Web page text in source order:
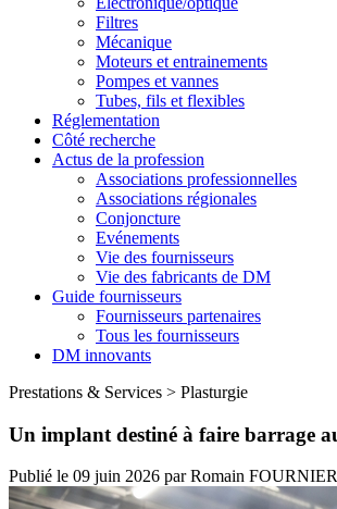
Filtres
Mécanique
Moteurs et entrainements
Pompes et vannes
Tubes, fils et flexibles
Réglementation
Côté recherche
Actus de la profession
Associations professionnelles
Associations régionales
Conjoncture
Evénements
Vie des fournisseurs
Vie des fabricants de DM
Guide fournisseurs
Fournisseurs partenaires
Tous les fournisseurs
DM innovants
Prestations & Services > Plasturgie
Un implant destiné à faire barrage
Publié le 09 juin 2026 parRomain FOURNIER